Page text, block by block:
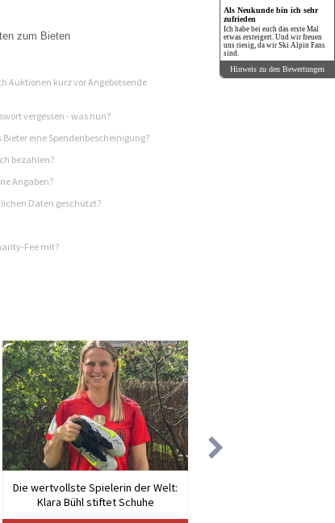
zum Bieten
Auktionen kurz vor Angebotsende
vergessen - was nun?
eine Spendenbescheinigung?
bezahlen?
Angaben?
Daten geschützt?
Fee mit?
Die wertvollste Spielerin der Welt:
Klara Bühl stiftet Schuhe
Als Neukunde bin ich sehr
zufrieden
Ich habe bei euch das erste Mal
etwas ersteigert. Und wir freuen
uns riesig, da wir Ski Alpin Fans
sind.
Hinweis zu den Bewertungen